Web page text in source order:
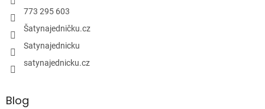
773 295 603
Šatynajedničku.cz
Satynajednicku
satynajednicku.cz
Blog